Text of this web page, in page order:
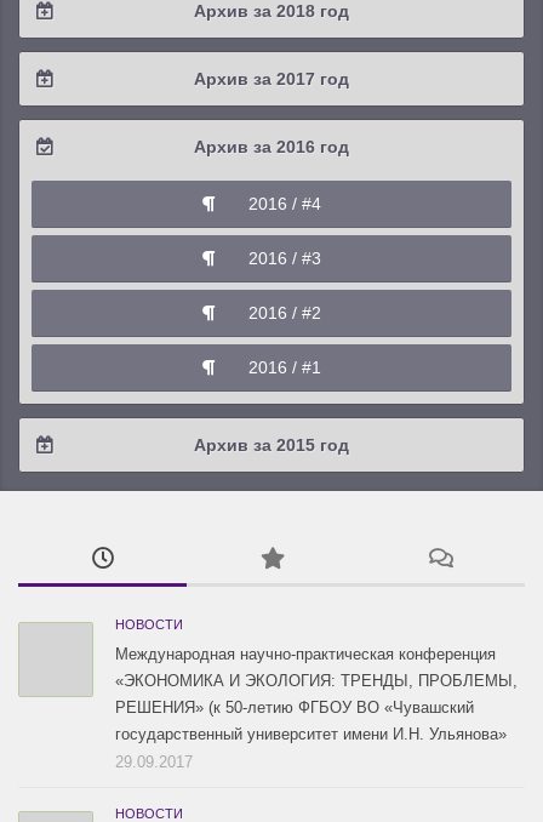
2021 / #1
2020 / #1
2019 / #3
2019 / #1
Архив за 2018 год
2018 / #4
2018 / #3
Архив за 2017 год
2017 / #4
2017 / #3
2017 / #2
2017 / #1
Архив за 2016 год
2016 / #4
2016 / #3
2016 / #2
2016 / #1
Архив за 2015 год
2015 / #3
2015 / #2
НОВОСТИ
Международная научно-практическая конференция
«ЭКОНОМИКА И ЭКОЛОГИЯ: ТРЕНДЫ, ПРОБЛЕМЫ,
РЕШЕНИЯ» (к 50-летию ФГБОУ ВО «Чувашский
государственный университет имени И.Н. Ульянова»
29.09.2017
НОВОСТИ